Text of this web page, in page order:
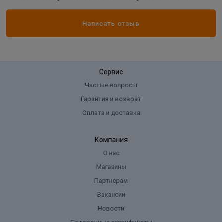
Написать отзыв
Сервис
Частые вопросы
Гарантия и возврат
Оплата и доставка
Компания
О нас
Магазины
Партнерам
Вакансии
Новости